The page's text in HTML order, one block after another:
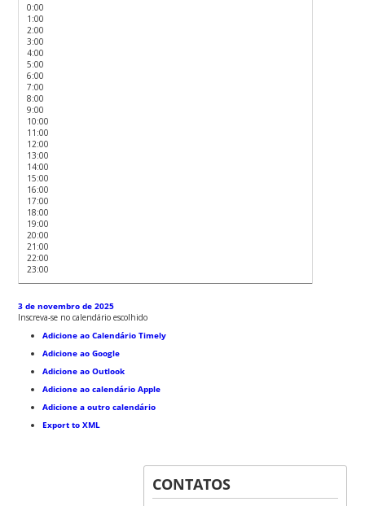
0:00
1:00
2:00
3:00
4:00
5:00
6:00
7:00
8:00
9:00
10:00
11:00
12:00
13:00
14:00
15:00
16:00
17:00
18:00
19:00
20:00
21:00
22:00
23:00
3 de novembro de 2025
Inscreva-se no calendário escolhido
Adicione ao Calendário Timely
Adicione ao Google
Adicione ao Outlook
Adicione ao calendário Apple
Adicione a outro calendário
Export to XML
CONTATOS